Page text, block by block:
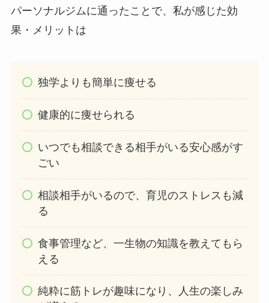
パーソナルジムに通ったことで、私が感じた効
果・メリットは
独学よりも簡単に痩せる
健康的に痩せられる
いつでも相談できる相手がいる安心感がす
ごい
相談相手がいるので、育児のストレスも減
る
食事管理など、一生物の知識を教えてもら
える
純粋に筋トレが趣味になり、人生の楽しみ